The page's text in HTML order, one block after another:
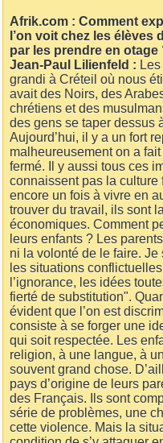
Afrik.com : Comment
l’on voit chez les
par les prendre en otage
Jean-Paul Lilienfeld :
grandi à Créteil où nous
avait des Noirs, des
chrétiens et des
des gens se taper dessus
Aujourd’hui, il y a un fort
malheureusement on a
fermé. Il y aussi tous ces
connaissent pas la culture
encore un fois à vivre en
trouver du travail, ils sont
économiques. Comment
leurs enfants ? Les
ni la volonté de le faire.
les situations
l’ignorance, les idées
fierté de substitution".
évident que l’on est
consiste à se forger une
qui soit respectée. Les
religion, à une langue, à
souvent grand chose.
pays d’origine de leurs
des Français. Ils sont
série de problèmes, une
cette violence. Mais la